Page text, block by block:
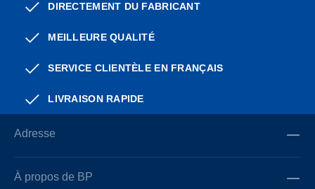
DIRECTEMENT DU FABRICANT
MEILLEURE QUALITÉ
SERVICE CLIENTÈLE EN FRANÇAIS
LIVRAISON RAPIDE
Adresse
À propos de BP